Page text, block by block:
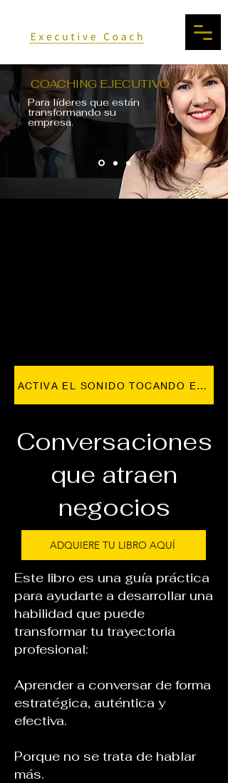
COACHING EJECUTIVO
Para líderes que están
transformando su
empresa.
ACTIVA EL SONIDO TOCANDO EL
Conversaciones
que atraen
negocios
ADQUIERE TU LIBRO AQUÍ
Este libro es una guía práctica
para ayudarte a desarrollar una
habilidad que puede
transformar tu trayectoria
profesional:
Aprender a conversar de forma
estratégica, auténtica y
efectiva.
Porque no se trata de hablar
más.